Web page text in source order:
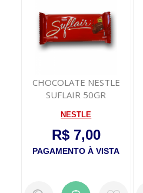
CHOCOLATE NESTLE
SUFLAIR 50GR
NESTLE
R$ 7,00
PAGAMENTO À VISTA